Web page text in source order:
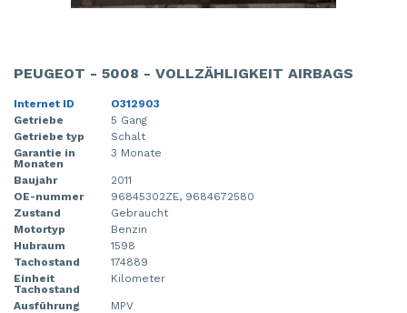
PEUGEOT - 5008 - VOLLZÄHLIGKEIT AIRBAGS
Internet ID
O312903
Getriebe
5 Gang
Getriebe typ
Schalt
Garantie in
Monaten
3 Monate
Baujahr
2011
OE-nummer
96845302ZE, 9684672580
Zustand
Gebraucht
Motortyp
Benzin
Hubraum
1598
Tachostand
174889
Einheit
Tachostand
Kilometer
Ausführung MPV